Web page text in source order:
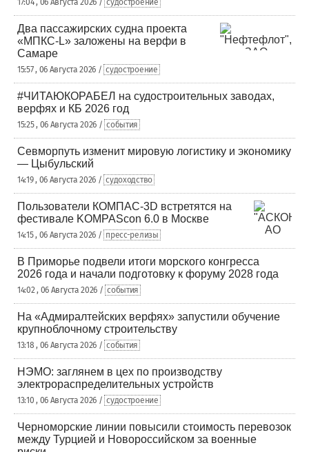
17:04 , 06 Августа 2026 / судостроение
Два пассажирских судна проекта
«МПКС-L» заложены на верфи в
Самаре
15:57 , 06 Августа 2026 / судостроение
#ЧИТАЮКОРАБЕЛ на судостроительных заводах,
верфях и КБ 2026 год
15:25 , 06 Августа 2026 / события
Севморпуть изменит мировую логистику и экономику
— Цыбульский
14:19 , 06 Августа 2026 / судоходство
Пользователи КОМПАС-3D встретятся на
фестивале KOMPAScon 6.0 в Москве
14:15 , 06 Августа 2026 / пресс-релизы
В Приморье подвели итоги морского конгресса
2026 года и начали подготовку к форуму 2028 года
14:02 , 06 Августа 2026 / события
На «Адмиралтейских верфях» запустили обучение
крупноблочному строительству
13:18 , 06 Августа 2026 / события
НЭМО: заглянем в цех по производству
электрораспределительных устройств
13:10 , 06 Августа 2026 / судостроение
Черноморские линии повысили стоимость перевозок
между Турцией и Новороссийском за военные